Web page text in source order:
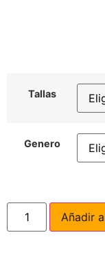
Tallas
Genero
Añadir